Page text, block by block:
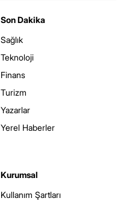
Son Dakika
Sağlık
Teknoloji
Finans
Turizm
Yazarlar
Yerel Haberler
Kurumsal
Kullanım Şartları